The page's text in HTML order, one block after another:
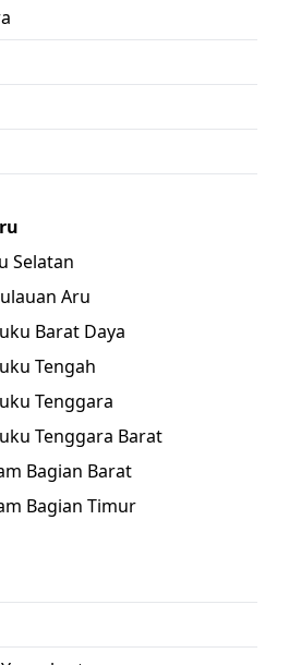
Selatan
Aru
Barat Daya
Tengah
Tenggara
Tenggara Barat
Bagian Barat
Bagian Timur